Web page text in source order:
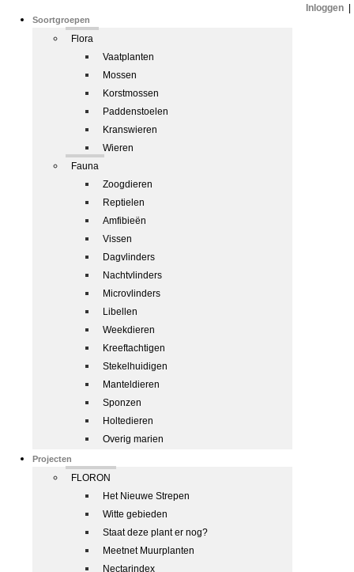
Soortgroepen
Flora
Vaatplanten
Mossen
Korstmossen
Paddenstoelen
Kranswieren
Wieren
Fauna
Zoogdieren
Reptielen
Amfibieën
Vissen
Dagvlinders
Nachtvlinders
Microvlinders
Libellen
Weekdieren
Kreeftachtigen
Stekelhuidigen
Manteldieren
Sponzen
Holtedieren
Overig marien
Projecten
FLORON
Het Nieuwe Strepen
Witte gebieden
Staat deze plant er nog?
Meetnet Muurplanten
Nectarindex
Inloggen